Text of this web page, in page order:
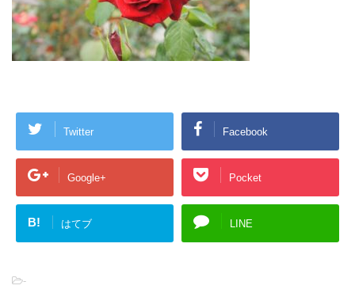
Twitter Facebook
Google+ Pocket
B! はてブ LINE
-